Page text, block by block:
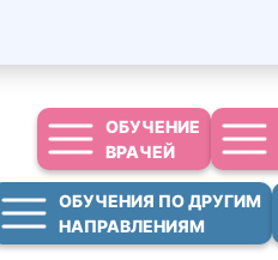
ОБУЧЕНИЕ
ВРАЧЕЙ
ОБУЧЕНИЯ ПО ДРУГИМ
НАПРАВЛЕНИЯМ